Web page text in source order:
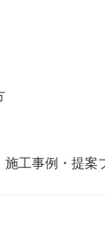
工事例・提案